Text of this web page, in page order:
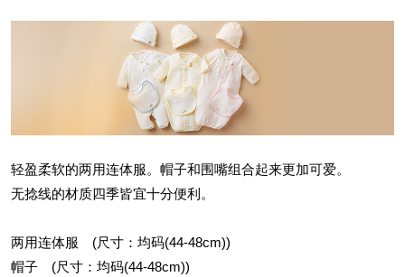
轻盈柔软的两用连体服。帽子和围嘴组合起来更加可爱。
无捻线的材质四季皆宜十分便利。
两用连体服 (尺寸：均码(44-48cm))
帽子 (尺寸：均码(44-48cm))